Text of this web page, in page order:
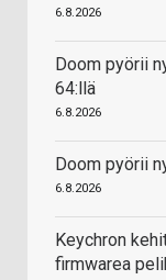
6.8.2026
Doom pyörii
64:llä
6.8.2026
Doom pyörii
6.8.2026
Keychron
firmwarea